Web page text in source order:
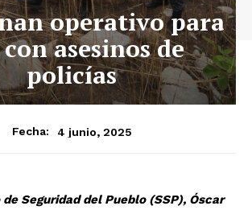
operativo para
asesinos de
policías
Fecha: 4 junio, 2025
Seguridad del Pueblo (SSP), Óscar